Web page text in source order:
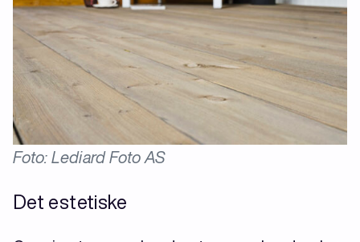
Foto: Lediard Foto AS
Det estetiske